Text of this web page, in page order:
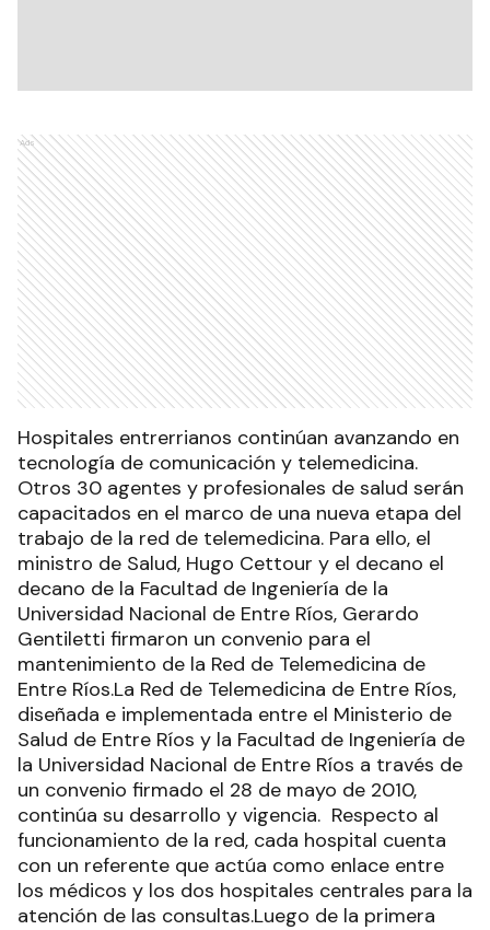
Ads
Hospitales entrerrianos continúan avanzando en
tecnología de comunicación y telemedicina.
Otros 30 agentes y profesionales de salud serán
capacitados en el marco de una nueva etapa del
trabajo de la red de telemedicina. Para ello, el
ministro de Salud, Hugo Cettour y el decano el
decano de la Facultad de Ingeniería de la
Universidad Nacional de Entre Ríos, Gerardo
Gentiletti firmaron un convenio para el
mantenimiento de la Red de Telemedicina de
Entre Ríos.La Red de Telemedicina de Entre Ríos,
diseñada e implementada entre el Ministerio de
Salud de Entre Ríos y la Facultad de Ingeniería de
la Universidad Nacional de Entre Ríos a través de
un convenio firmado el 28 de mayo de 2010,
continúa su desarrollo y vigencia. Respecto al
funcionamiento de la red, cada hospital cuenta
con un referente que actúa como enlace entre
los médicos y los dos hospitales centrales para la
atención de las consultas.Luego de la primera